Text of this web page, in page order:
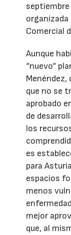
septiembre
Comercial
Aunque
“nuevo“
Menéndez,
que no se
aprobado
de
los
es
para
espacios
menos
mejor
que, al